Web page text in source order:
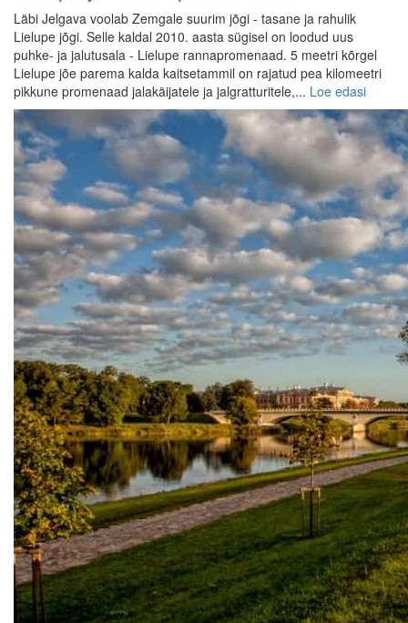
Läbi Jelgava voolab Zemgale suurim jõgi - tasane ja rahulik
Lielupe jõgi. Selle kaldal 2010. aasta sügisel on loodud uus
puhke- ja jalutusala - Lielupe rannapromenaad. 5 meetri kõrgel
Lielupe jõe parema kalda kaitsetammil on rajatud pea kilomeetri
pikkune promenaad jalakäijatele ja jalgratturitele,... Loe edasi